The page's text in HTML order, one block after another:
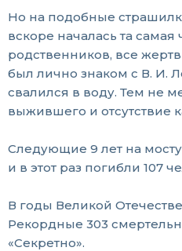
Но на подобные
вскоре началась та
родственников, все
был лично знаком с В. И.
свалился в воду. Тем не
выжившего и отсутствие
Следующие 9 лет на
и в этот раз погибли 107
В годы Великой
Рекордные 303
«Секретно».